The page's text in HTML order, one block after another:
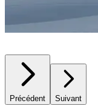
Précédent Suivant